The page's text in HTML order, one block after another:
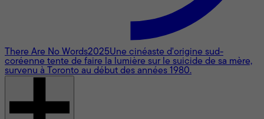
There Are No Words2025Une cinéaste d'origine sud-
coréenne tente de faire la lumière sur le suicide de sa mère,
survenu à Toronto au début des années 1980.